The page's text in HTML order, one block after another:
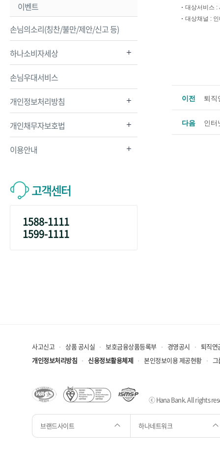
이벤트
손님의소리(칭찬/불만/제안/신고 등)
하나소비자세상
손님우대서비스
개인정보처리방침
개인채무자보호법
이용안내
고객센터
1588-1111
1599-1111
대상서비스 :
대상채널 :
이전 퇴직
다음 인터
사고신고 상품 공시실 보호금융상품등록부 경영공시
퇴직연
개인정보처리방침
신용정보활용체제 본인정보이용 제공현황 그
ⓒ Hana Bank. All rights
브랜드사이트 하나네트워크